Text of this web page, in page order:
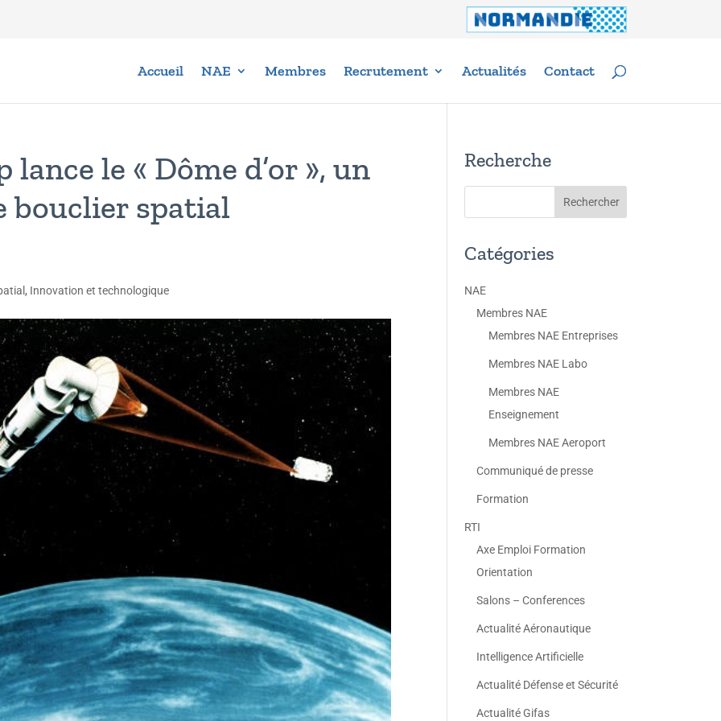
Accueil NAE Membres Recrutement Actualités Contact
le « Dôme d’or », un
bouclier spatial
, Innovation et technologique
Recherche
Catégories
NAE
Membres NAE
Membres NAE Entreprises
Membres NAE Labo
Membres NAE
Enseignement
Membres NAE Aeroport
Communiqué de presse
Formation
RTI
Axe Emploi Formation
Orientation
Salons – Conferences
Actualité Aéronautique
Intelligence Artificielle
Actualité Défense et Sécurité
Actualité Gifas